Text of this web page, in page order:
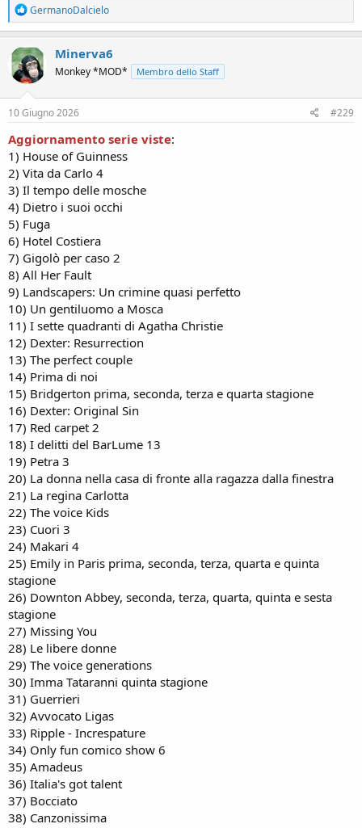
R
e
a
c
t
i
o
n
s
GermanoDalcielo
Minerva6
Monkey *MOD* Membro dello Staff
10 Giugno 2026 #229
Aggiornamento serie viste:
1) House of Guinness
2) Vita da Carlo 4
3) Il tempo delle mosche
4) Dietro i suoi occhi
5) Fuga
6) Hotel Costiera
7) Gigolò per caso 2
8) All Her Fault
9) Landscapers: Un crimine quasi perfetto
10) Un gentiluomo a Mosca
11) I sette quadranti di Agatha Christie
12) Dexter: Resurrection
13) The perfect couple
14) Prima di noi
15) Bridgerton prima, seconda, terza e quarta stagione
16) Dexter: Original Sin
17) Red carpet 2
18) I delitti del BarLume 13
19) Petra 3
20) La donna nella casa di fronte alla ragazza dalla finestra
21) La regina Carlotta
22) The voice Kids
23) Cuori 3
24) Makari 4
25) Emily in Paris prima, seconda, terza, quarta e quinta
stagione
26) Downton Abbey, seconda, terza, quarta, quinta e sesta
stagione
27) Missing You
28) Le libere donne
29) The voice generations
30) Imma Tataranni quinta stagione
31) Guerrieri
32) Avvocato Ligas
33) Ripple - Increspature
34) Only fun comico show 6
35) Amadeus
36) Italia's got talent
37) Bocciato
38) Canzonissima